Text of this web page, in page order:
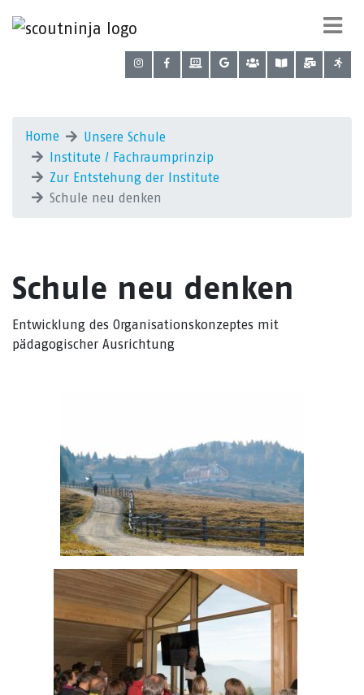
Home
Unsere Schule
Institute / Fachraumprinzip
Zur Entstehung der Institute
Schule neu denken
Schule neu denken
Entwicklung des Organisationskonzeptes mit
pädagogischer Ausrichtung